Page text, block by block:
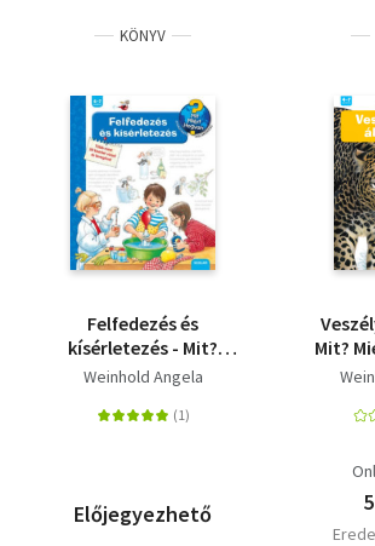
KÖNYV
Felfedezés és
kísérletezés - Mit?
Miért? Hogyan? 30.
Weinhold Angela
Előjegyezhető
Mit?